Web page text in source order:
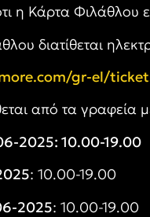
η Κάρτα Φιλάθλου
διατίθεται
gr-el/
από τα
2025: 10.00-19.00
: 10.00-19.00
2025: 10.00-19.00